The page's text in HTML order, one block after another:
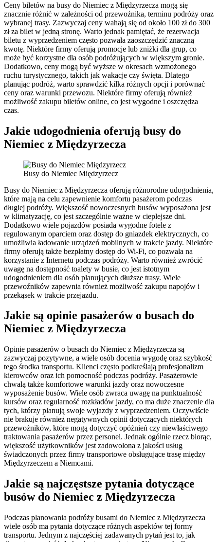
Ceny biletów na busy do Niemiec z Międzyrzecza mogą się
znacznie różnić w zależności od przewoźnika, terminu podróży oraz
wybranej trasy. Zazwyczaj ceny wahają się od około 100 zł do 300
zł za bilet w jedną stronę. Warto jednak pamiętać, że rezerwacja
biletu z wyprzedzeniem często pozwala zaoszczędzić znaczną
kwotę. Niektóre firmy oferują promocje lub zniżki dla grup, co
może być korzystne dla osób podróżujących w większym gronie.
Dodatkowo, ceny mogą być wyższe w okresach wzmożonego
ruchu turystycznego, takich jak wakacje czy święta. Dlatego
planując podróż, warto sprawdzić kilka różnych opcji i porównać
ceny oraz warunki przewozu. Niektóre firmy oferują również
możliwość zakupu biletów online, co jest wygodne i oszczędza
czas.
Jakie udogodnienia oferują busy do
Niemiec z Międzyrzecza
Busy do Niemiec Międzyrzecz
Busy do Niemiec z Międzyrzecza oferują różnorodne udogodnienia,
które mają na celu zapewnienie komfortu pasażerom podczas
długiej podróży. Większość nowoczesnych busów wyposażona jest
w klimatyzację, co jest szczególnie ważne w cieplejsze dni.
Dodatkowo wiele pojazdów posiada wygodne fotele z
regulowanym oparciem oraz dostęp do gniazdek elektrycznych, co
umożliwia ładowanie urządzeń mobilnych w trakcie jazdy. Niektóre
firmy oferują także bezpłatny dostęp do Wi-Fi, co pozwala na
korzystanie z Internetu podczas podróży. Warto również zwrócić
uwagę na dostępność toalety w busie, co jest istotnym
udogodnieniem dla osób planujących dłuższe trasy. Wiele
przewoźników zapewnia również możliwość zakupu napojów i
przekąsek w trakcie przejazdu.
Jakie są opinie pasażerów o busach do
Niemiec z Międzyrzecza
Opinie pasażerów o busach do Niemiec z Międzyrzecza są
zazwyczaj pozytywne, a wiele osób docenia wygodę oraz szybkość
tego środka transportu. Klienci często podkreślają profesjonalizm
kierowców oraz ich pomocność podczas podróży. Pasażerowie
chwalą także komfortowe warunki jazdy oraz nowoczesne
wyposażenie busów. Wiele osób zwraca uwagę na punktualność
kursów oraz regularność rozkładów jazdy, co ma duże znaczenie dla
tych, którzy planują swoje wyjazdy z wyprzedzeniem. Oczywiście
nie brakuje również negatywnych opinii dotyczących niektórych
przewoźników, które mogą dotyczyć opóźnień czy niewłaściwego
traktowania pasażerów przez personel. Jednak ogólnie rzecz biorąc,
większość użytkowników jest zadowolona z jakości usług
świadczonych przez firmy transportowe obsługujące trasę między
Międzyrzeczem a Niemcami.
Jakie są najczęstsze pytania dotyczące
busów do Niemiec z Międzyrzecza
Podczas planowania podróży busami do Niemiec z Międzyrzecza
wiele osób ma pytania dotyczące różnych aspektów tej formy
transportu. Jednym z najczęściej zadawanych pytań jest to, jak